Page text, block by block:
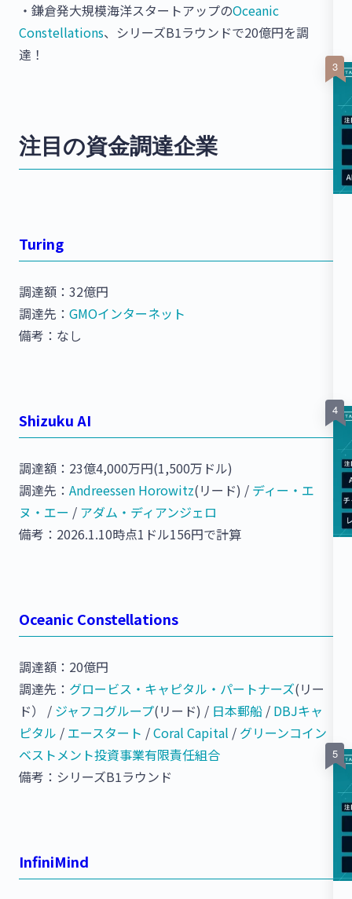
・鎌倉発大規模海洋スタートアップのOceanic
Constellations、シリーズB1ラウンドで20億円を調
達！
注目の資金調達企業
Turing
調達額：32億円
調達先： GMOインターネット
備考：なし
Shizuku AI
調達額：23億4,000万円(1,500万ドル)
調達先： Andreessen Horowitz(リード) / ディー・エ
ヌ・エー / アダム・ディアンジェロ
備考：2026.1.10時点1ドル156円で計算
Oceanic Constellations
調達額：20億円
調達先： グロービス・キャピタル・パートナーズ(リー
ド） / ジャフコグループ(リード) / 日本郵船 / DBJキャ
ピタル / エースタート /Coral Capital / グリーンコイン
ベストメント投資事業有限責任組合
備考：シリーズB1ラウンド
InfiniMind